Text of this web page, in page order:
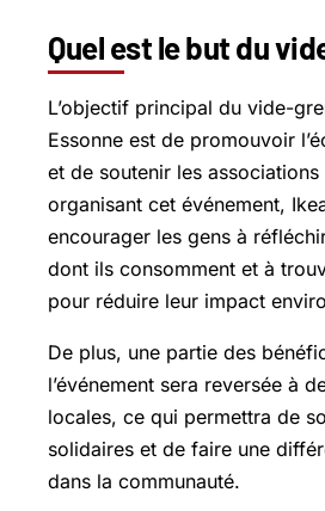
Quel est le but du
L’objectif principal du vide-
Essonne est de promouvoir
et de soutenir les associations
organisant cet événement,
encourager les gens à
dont ils consomment et à
pour réduire leur impact
De plus, une partie des
l’événement sera reversée à
locales, ce qui permettra de
solidaires et de faire une
dans la communauté.